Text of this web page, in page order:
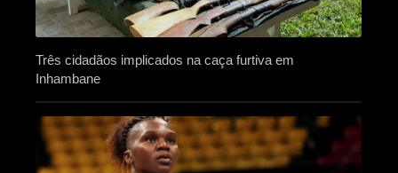
Três cidadãos implicados na caça furtiva em
Inhambane